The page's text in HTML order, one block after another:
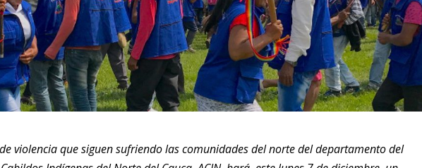
violencia que siguen sufriendo las comunidades del norte del departamento del